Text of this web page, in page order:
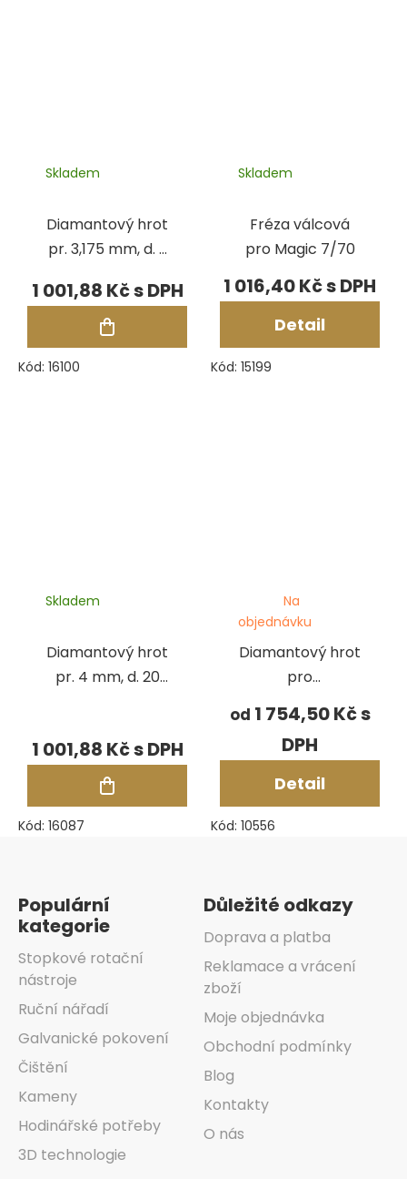
Diamantový hrot
pr. 3,175 mm, d. 9
Magic
Skladem
1 001,88 Kč
Kód: 16100
Fréza válcová
pro Magic 7/70
Skladem
1 016,40 Kč
Detail
Kód: 15199
Diamantový hrot
pr. 4 mm, d. 20
Skladem
1 001,88 Kč
Kód: 16087
Diamantový hrot
pro
kladívko
Na
objednávku
od 1 754,50 Kč
Detail
Kód: 10556
Populární
kategorie
Stopkové rotační
nástroje
Ruční nářadí
Galvanické pokovení
Čištění
Kameny
Hodinářské potřeby
3D technologie
Důležité odkazy
Doprava a platba
Reklamace a vrácení
zboží
Moje objednávka
Obchodní podmínky
Blog
Kontakty
O nás